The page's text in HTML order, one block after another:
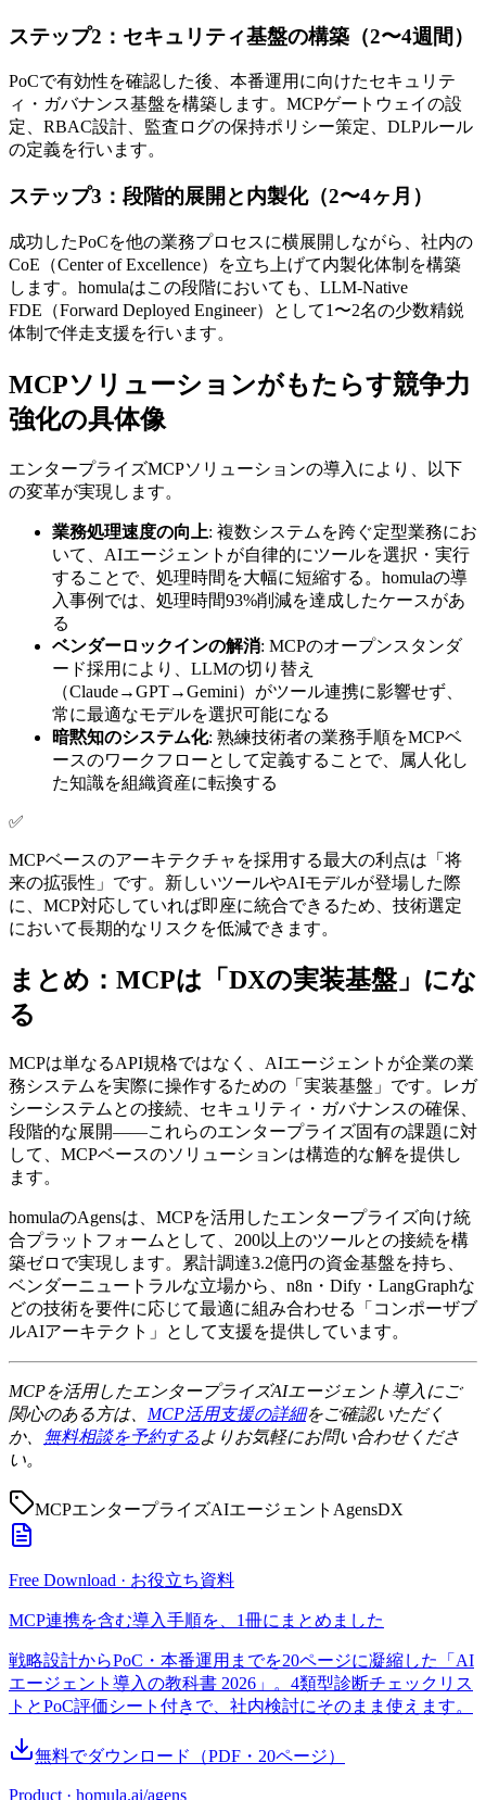
ステップ2：セキュリティ基盤の構築（2〜4週間）
PoCで有効性を確認した後、本番運用に向けたセキュリテ
ィ・ガバナンス基盤を構築します。MCPゲートウェイの設
定、RBAC設計、監査ログの保持ポリシー策定、DLPルール
の定義を行います。
ステップ3：段階的展開と内製化（2〜4ヶ月）
成功したPoCを他の業務プロセスに横展開しながら、社内の
CoE（Center of Excellence）を立ち上げて内製化体制を構築
します。homulaはこの段階においても、LLM-Native
FDE（Forward Deployed Engineer）として1〜2名の少数精鋭
体制で伴走支援を行います。
MCPソリューションがもたらす競争力
強化の具体像
エンタープライズMCPソリューションの導入により、以下
の変革が実現します。
業務処理速度の向上: 複数システムを跨ぐ定型業務にお
いて、AIエージェントが自律的にツールを選択・実行
することで、処理時間を大幅に短縮する。homulaの導
入事例では、処理時間93%削減を達成したケースがあ
る
ベンダーロックインの解消: MCPのオープンスタンダ
ード採用により、LLMの切り替え
（Claude→GPT→Gemini）がツール連携に影響せず、
常に最適なモデルを選択可能になる
暗黙知のシステム化: 熟練技術者の業務手順をMCPベ
ースのワークフローとして定義することで、属人化し
た知識を組織資産に転換する
✅
MCPベースのアーキテクチャを採用する最大の利点は「将
来の拡張性」です。新しいツールやAIモデルが登場した際
に、MCP対応していれば即座に統合できるため、技術選定
において長期的なリスクを低減できます。
まとめ：MCPは「DXの実装基盤」にな
る
MCPは単なるAPI規格ではなく、AIエージェントが企業の業
務システムを実際に操作するための「実装基盤」です。レガ
シーシステムとの接続、セキュリティ・ガバナンスの確保、
段階的な展開——これらのエンタープライズ固有の課題に対
して、MCPベースのソリューションは構造的な解を提供し
ます。
homulaのAgensは、MCPを活用したエンタープライズ向け統
合プラットフォームとして、200以上のツールとの接続を構
築ゼロで実現します。累計調達3.2億円の資金基盤を持ち、
ベンダーニュートラルな立場から、n8n・Dify・LangGraphな
どの技術を要件に応じて最適に組み合わせる「コンポーザブ
ルAIアーキテクト」として支援を提供しています。
MCPを活用したエンタープライズAIエージェント導入にご
関心のある方は、 MCP活用支援の詳細をご確認いただく
か、 無料相談を予約するよりお気軽にお問い合わせくださ
い。
MCPエンタープライズAIエージェント AgensDX
Free Download · お役立ち資料
MCP連携を含む導入手順を、1冊にまとめました
戦略設計からPoC・本番運用までを20ページに凝縮した「AI
エージェント導入の教科書 2026」。4類型診断チェックリス
トとPoC評価シート付きで、社内検討にそのまま使えます。
無料でダウンロード （PDF・ 20ページ）
Product · homula.ai/agens